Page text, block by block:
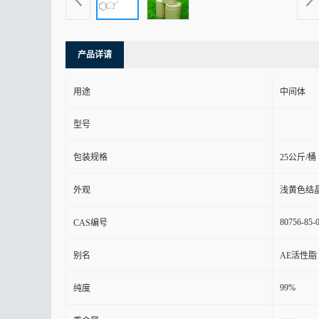
产品详请
用途 中间体
型号
包装规格 25公斤/桶
外观 浅黄色结
CAS编号 80756-85-0
别名 AE活性脂
纯度 99%